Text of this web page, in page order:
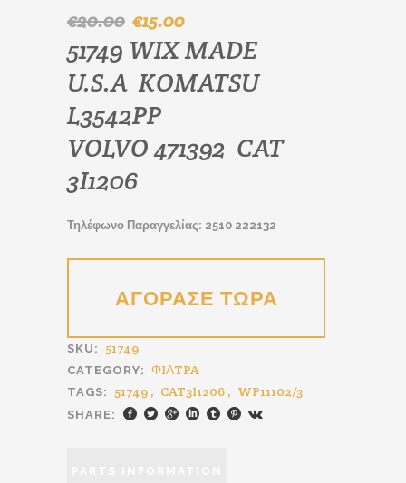
€20.00 Original
price
was:
€20.00.
€15.00Η
τρέχουσα
τιμή
είναι:
51749 WIX MADE
U.S.A KOMATSU
L3542PP
VOLVO 471392 CAT
3I1206
Τηλέφωνο Παραγγελίας: 2510 222132
SKU: 51749
CATEGORY: ΦIΛTPA
TAGS: 51749 , CAT3I1206 , WP11102/3
SHARE: